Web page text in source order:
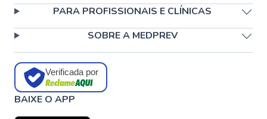
PARA PROFISSIONAIS E CLÍNICAS
SOBRE A MEDPREV
Verificada por
BAIXE O APP